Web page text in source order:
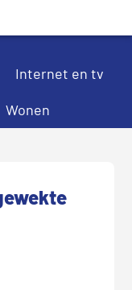
Internet en tv
Wonen